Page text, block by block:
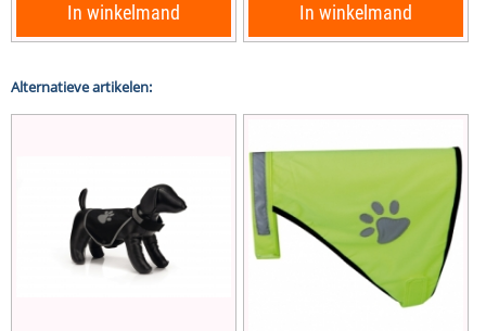
In winkelmand In winkelmand
Alternatieve artikelen: